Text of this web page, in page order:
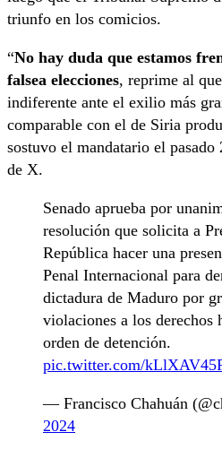
triunfo en los comicios.
“No hay duda que estamos
falsea elecciones, reprime al
indiferente ante el exilio más
comparable con el de Siria
sostuvo el mandatario el pasado
de X.
Senado aprueba por
resolución que solicita a
República hacer una
Penal Internacional para
dictadura de Maduro por
violaciones a los derechos
orden de detención.
pic.twitter.com/
— Francisco Chahuán
2024